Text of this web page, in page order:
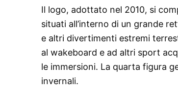
Il logo, adottato nel 2010, si
situati all’interno di un grande
e altri divertimenti estremi
al wakeboard e ad altri sport
le immersioni. La quarta figura
invernali.